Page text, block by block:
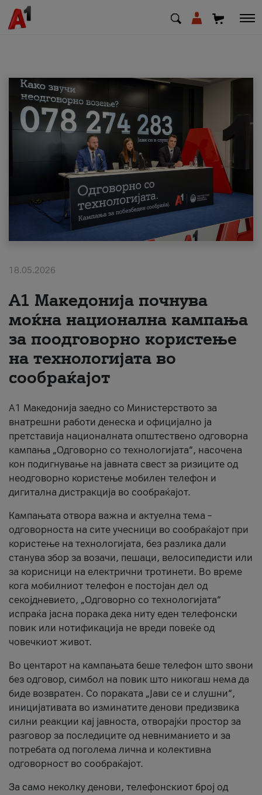
МК EN SQ
Деловни
Поддршка
Надополни кредит
#ПодобарОнлајн
18.05.2026
A1 Македонија почнува
моќна национална кампања
за поодговорно користење
на технологијата во
сообраќајот
A1 Македонија заедно со Министерството за
внатрешни работи денеска и официјално ја
претставија националната општествено одговорна
кампања „Одговорно со технологијата“, насочена
кон подигнување на јавната свест за ризиците од
неодговорно користење мобилен телефон и
дигитална дистракција во сообраќајот.
Кампањата отвора важна и актуелна тема –
одговорноста на сите учесници во сообраќајот при
користење на технологијата, без разлика дали
станува збор за возачи, пешаци, велосипедисти или
за корисници на електрични тротинети. Во време
кога мобилниот телефон е постојан дел од
секојдневието, „Одговорно со технологијата“
испраќа јасна порака дека ниту еден телефонски
повик или нотификација не вреди повеќе од
човечкиот живот.
Во центарот на кампањата беше телефон што ѕвони
без одговор, симбол на повик што никогаш нема да
биде возвратен. Со пораката „Јави се и слушни“,
иницијативата во изминатите денови предизвика
силни реакции кај јавноста, отворајќи простор за
разговор за последиците од невниманието и за
потребата од поголема лична и колективна
одговорност во сообраќајот.
За само неколку денови, телефонскиот број од